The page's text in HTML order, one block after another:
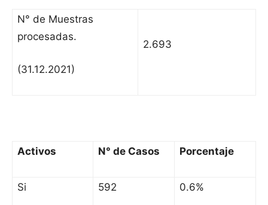
N° de Muestras
procesadas.
(31.12.2021)
2.693
Activos N° de Casos Porcentaje
Si 592 0.6%